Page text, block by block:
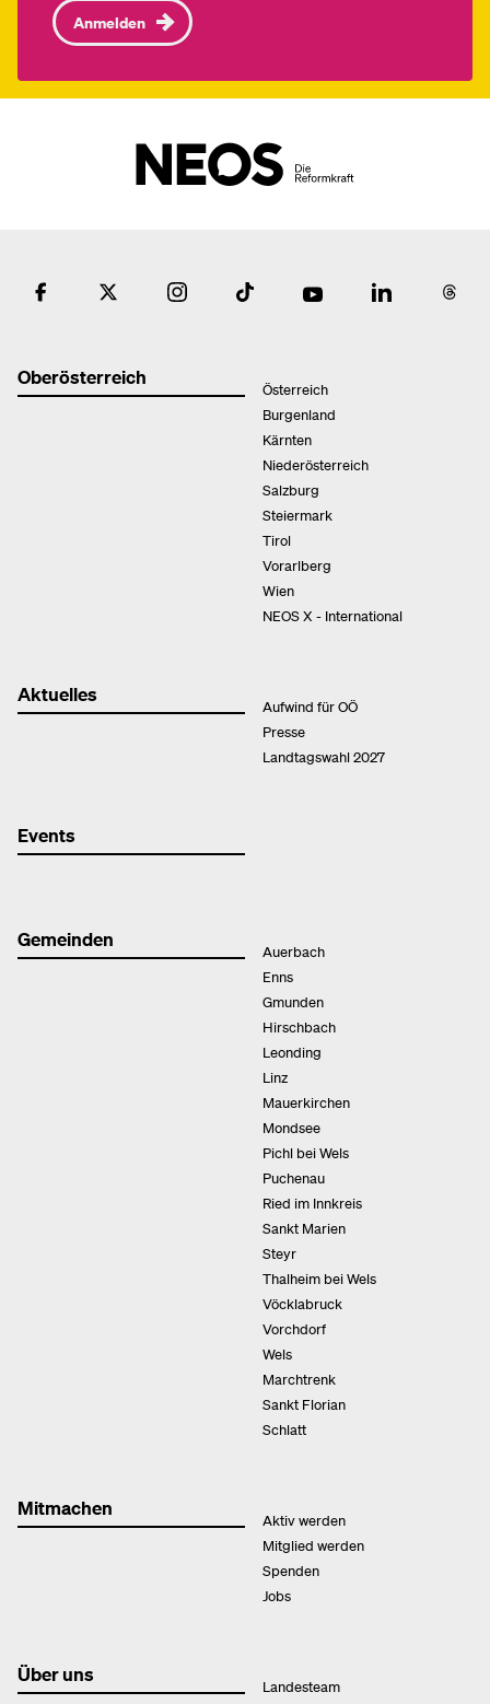
Anmelden
Oberösterreich
Österreich
Burgenland
Kärnten
Niederösterreich
Salzburg
Steiermark
Tirol
Vorarlberg
Wien
NEOS X - International
Aktuelles
Aufwind für OÖ
Presse
Landtagswahl 2027
Events
Gemeinden
Auerbach
Enns
Gmunden
Hirschbach
Leonding
Linz
Mauerkirchen
Mondsee
Pichl bei Wels
Puchenau
Ried im Innkreis
Sankt Marien
Steyr
Thalheim bei Wels
Vöcklabruck
Vorchdorf
Wels
Marchtrenk
Sankt Florian
Schlatt
Mitmachen
Aktiv werden
Mitglied werden
Spenden
Jobs
Über uns
Landesteam